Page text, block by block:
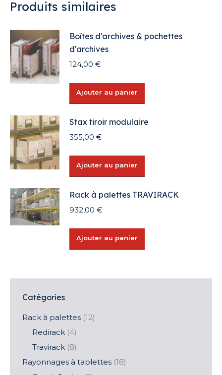
Produits similaires
Boîtes d'archives & pochettes
d'archives
124,00 €
Ajouter au panier
Stax tiroir modulaire
355,00 €
Ajouter au panier
Rack à palettes TRAVIRACK
932,00 €
Ajouter au panier
Catégories
Rack à palettes (12)
Redirack (4)
Travirack (8)
Rayonnages à tablettes (18)